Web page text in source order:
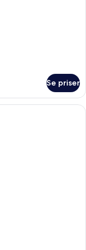
Se priser